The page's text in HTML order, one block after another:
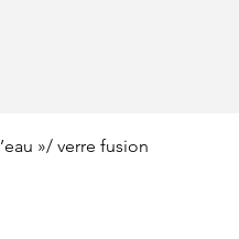
»/ verre fusion